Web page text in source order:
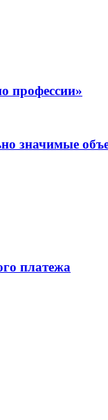
профессии»
значимые
платежа